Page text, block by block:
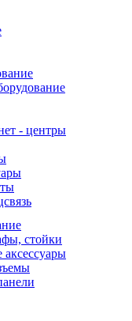
- центры
стойки